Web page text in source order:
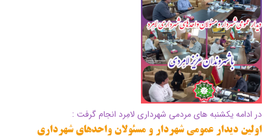
در ادامه یکشنبه های مردمی شهرداری لامِرد انجام گرفت :
اولین دیدار عمومی شهردار و مسئولان واحدهای شهرداری